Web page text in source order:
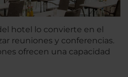
hotel lo convierte en el
reuniones y conferencias.
ofrecen una capacidad